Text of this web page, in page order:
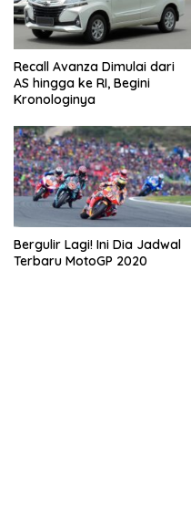
Recall Avanza Dimulai dari
AS hingga ke RI, Begini
Kronologinya
Bergulir Lagi! Ini Dia Jadwal
Terbaru MotoGP 2020